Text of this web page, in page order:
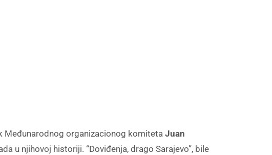
Međunarodnog organizacionog komiteta Juan
u njihovoj historiji. “Doviđenja, drago Sarajevo”, bile